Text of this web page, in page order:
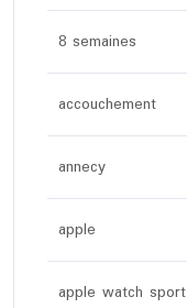
8 semaines
accouchement
annecy
apple
apple watch sport